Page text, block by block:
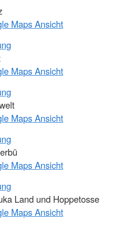
Maps Ansicht
Maps Ansicht
Maps Ansicht
Maps Ansicht
Land und Hoppetosse
Maps Ansicht